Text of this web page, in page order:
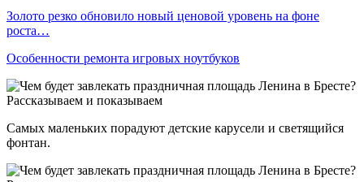
Золото резко обновило новый ценовой уровень на фоне
роста…
Особенности ремонта игровых ноутбуков
Самых маленьких порадуют детские карусели и светящийся
фонтан.